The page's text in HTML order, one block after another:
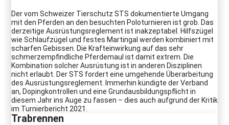
Der vom Schweizer Tierschutz STS dokumentierte Umgang
mit den Pferden an den besuchten Poloturnieren ist grob. Das
derzeitige Ausrüstungsreglement ist inakzeptabel. Hilfszügel
wie Schlaufzügel und festes Martingal werden kombiniert mit
scharfen Gebissen. Die Krafteinwirkung auf das sehr
schmerzempfindliche Pferdemaul ist damit extrem. Die
Kombination solcher Ausrüstung ist in anderen Disziplinen
nicht erlaubt. Der STS fordert eine umgehende Überarbeitung
des Ausrüstungsreglement. Immerhin kündigte der Verband
an, Dopingkontrollen und eine Grundausbildungspflicht in
diesem Jahr ins Auge zu fassen – dies auch aufgrund der Kritik
im Turnierbericht 2021.
Trabrennen